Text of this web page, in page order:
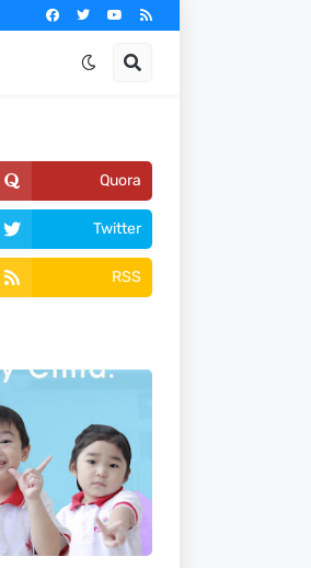
Quora
Twitter
RSS